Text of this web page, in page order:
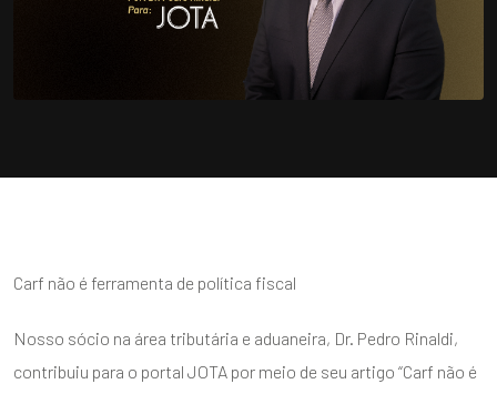
Carf não é ferramenta de política fiscal
Nosso sócio na área tributária e aduaneira, Dr. Pedro Rinaldi,
contribuiu para o portal JOTA por meio de seu artigo “Carf não é